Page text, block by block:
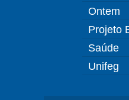
Ontem
Projeto
Saúde
Unifeg